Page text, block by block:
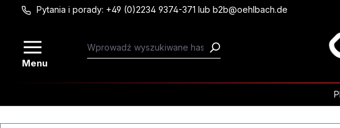
Przejdź do głównej zawartości
Pytania i porady: +49 (0)2234 9374-371 lub b2b@oehlbach.de
Menu